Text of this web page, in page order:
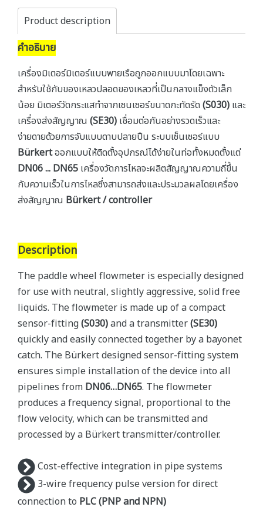
Product description
คำอธิบาย
เครื่องมิเตอร์มิเตอร์แบบพายเรือถูกออกแบบมาโดยเฉพาะ
สำหรับใช้กับของเหลวปลอดของเหลวที่เป็นกลางแข็งตัวเล็ก
น้อย มิเตอร์วัดกระแสทำจากเซนเซอร์ขนาดกะทัดรัด (S030) และ
เครื่องส่งสัญญาณ (SE30) เชื่อมต่อกันอย่างรวดเร็วและ
ง่ายดายด้วยการจับแบบดาบปลายปืน ระบบเซ็นเซอร์แบบ
Bürkertออกแบบให้ติดตั้งอุปกรณ์ได้ง่ายในท่อทั้งหมดตั้งแต่
DN06 ... DN65 เครื่องวัดการไหลจะผลิตสัญญาณความถี่ขึ้น
กับความเร็วในการไหลซึ่งสามารถส่งและประมวลผลโดยเครื่อง
ส่งสัญญาณ Bürkert / controller
Description
The paddle wheel flowmeter is especially designed
for use with neutral, slightly aggressive, solid free
liquids. The flowmeter is made up of a compact
sensor-fitting(S030)and a transmitter(SE30)
quickly and easily connected together by a bayonet
catch. The Bürkert designed sensor-fitting system
ensures simple installation of the device into all
pipelines from DN06…DN65. The flowmeter
produces a frequency signal, proportional to the
flow velocity, which can be transmitted and
processed by a Bürkert transmitter/controller.
Cost-effective integration in pipe systems
3-wire frequency pulse version for direct
connection to PLC (PNP and NPN)